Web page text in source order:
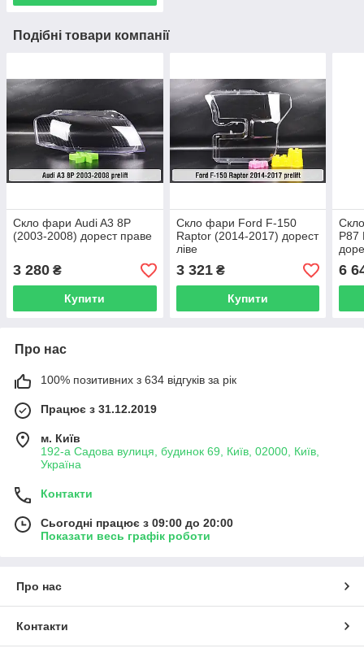
Подібні товари компанії
Скло фари Audi A3 8P
(2003-2008) дорест праве
3 280 ₴
Купити
Скло фари Ford F-150
Raptor (2014-2017) дорест
ліве
3 321₴
Купити
P87
6
Про нас
100% позитивних з 634 відгуків за рік
Працює з 31.12.2019
м. Київ
192-а Садова вулиця, будинок 69, Київ, 02000, Київ,
Україна
Контакти
Сьогодні працює з 09:00 до 20:00
Показати весь графік роботи
Про нас
Контакти